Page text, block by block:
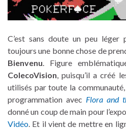
C’est sans doute un peu léger
toujours une bonne chose de
Bienvenu . Figure
ColecoVision , puisqu’il a créé
utilisés par toute la
programmation avec Flora and
donné un coup de main pour
Vidéo . Et il vient de mettre en